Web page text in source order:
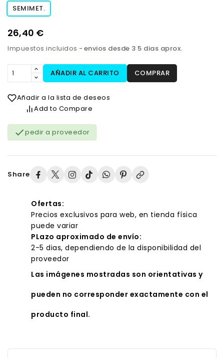
SEMIMET.
26,40 €
Impuestos incluidos envios desde 3 5 dias aprox.
AÑADIR AL CARRITO COMPRAR
Añadir a la lista de deseos
Add to Compare
pedir a proveedor
Share
Ofertas:
Precios exclusivos para web, en tienda física
puede variar
PLazo aproximado de envío:
2-5 dias, dependiendo de la disponibilidad del
proveedor
Las imágenes mostradas son orientativas y
pueden no corresponder exactamente con el
producto final.